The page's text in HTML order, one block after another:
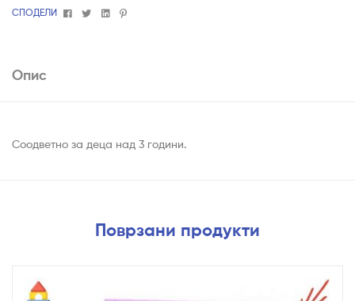
СПОДЕЛИ
FacebookTwitterLinkedin
Pinterest
Опис
Соодветно за деца над 3 години.
Поврзани продукти